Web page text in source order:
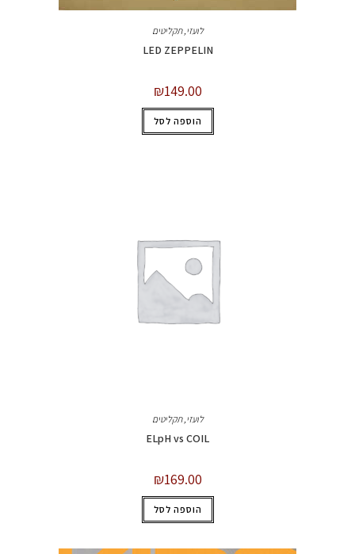
לועזי,תקליטים
LED ZEPPELIN
₪149.00
הוספה לסל
לועזי ,תקליטים
ELpH vs COIL
₪169.00
הוספה לסל